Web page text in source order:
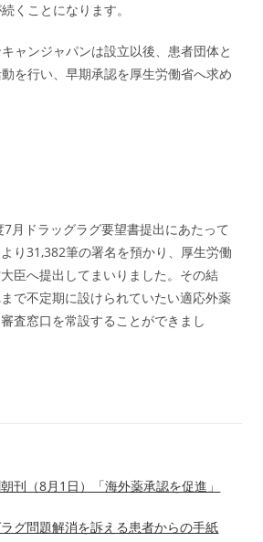
くことになります。
ャンジャパンは設立以後、患者団体と
を行い、早期承認を厚生労働省へ求め
7月ドラッグラグ要望書提出にあたって
り31,382筆の署名を預かり、厚生労働
臣へ提出してまいりました。その結
で不定期に設けられていたい適応外薬
査窓口を常設することができまし
刊（8月1日）「海外薬承認を促進」
ラグ問題解消を訴える患者からの手紙